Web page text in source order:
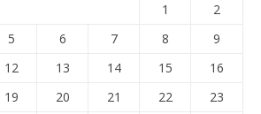
1
2
5 6 7 8
9
12 13 14 15
16
19 20 21 22
23